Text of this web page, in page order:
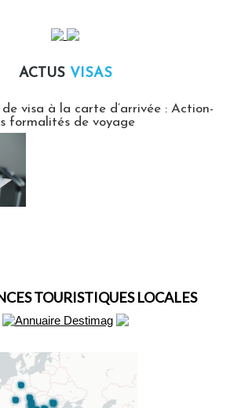
ACTUS VISAS
visa à la carte d’arrivée : Action-
formalités de voyage
TOURISTIQUES LOCALES